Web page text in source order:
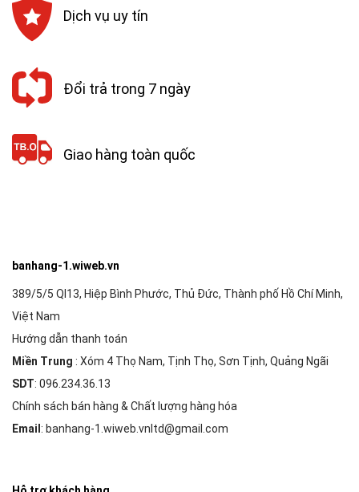
Dịch vụ uy tín
Đổi trả trong 7 ngày
Giao hàng toàn quốc
banhang-1.wiweb.vn
389/5/5 Ql13, Hiệp Bình Phước, Thủ Đức, Thành phố Hồ Chí Minh,
Việt Nam
Hướng dẫn thanh toán
Miền Trung : Xóm 4 Thọ Nam, Tịnh Thọ, Sơn Tịnh, Quảng Ngãi
SDT: 096.234.36.13
Chính sách bán hàng & Chất lượng hàng hóa
Email : banhang-1.wiweb.vnltd@gmail.com